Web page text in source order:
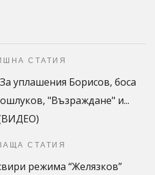
СТАТИЯ
уплашения Борисов, боса
"Възраждане" и...
СТАТИЯ
режима “Желязков”